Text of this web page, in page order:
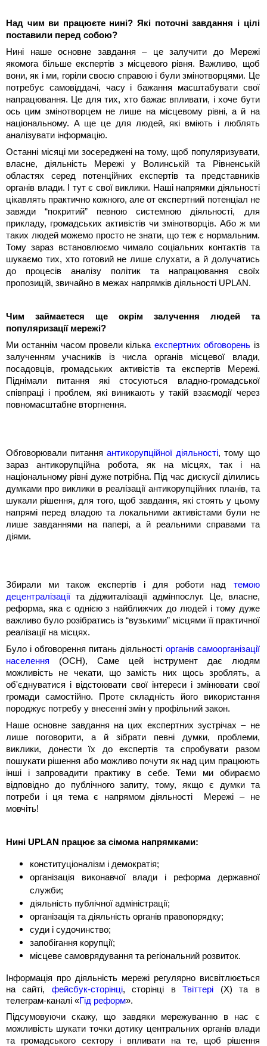
Над чим ви працюєте нині? Які поточні завдання і цілі
поставили перед собою?
Нині наше основне завдання – це залучити до Мережі
якомога більше експертів з місцевого рівня. Важливо, щоб
вони, як і ми, горіли своєю справою і були змінотворцями. Це
потребує самовіддачі, часу і бажання масштабувати свої
напрацювання. Це для тих, хто бажає впливати, і хоче бути
ось цим змінотворцем не лише на місцевому рівні, а й на
національному. А ще це для людей, які вміють і люблять
аналізувати інформацію.
Останні місяці ми зосереджені на тому, щоб популяризувати,
власне, діяльність Мережі у Волинській та Рівненській
областях серед потенційних експертів та представників
органів влади. І тут є свої виклики. Наші напрямки діяльності
цікавлять практично кожного, але от експертний потенціал не
завжди “покритий” певною системною діяльності, для
прикладу, громадських активістів чи змінотворців. Або ж ми
таких людей можемо просто не знати, що теж є нормальним.
Тому зараз встановлюємо чимало соціальних контактів та
шукаємо тих, хто готовий не лише слухати, а й долучатись
до процесів аналізу політик та напрацювання своїх
пропозицій, звичайно в межах напрямків діяльності UPLAN.
Чим займаєтеся ще окрім залучення людей та
популяризації мережі?
Ми останнім часом провели кілька експертних обговорень із
залученням учасників із числа органів місцевої влади,
посадовців, громадських активістів та експертів Мережі.
Піднімали питання які стосуються владно-громадської
співпраці і проблем, які виникають у такій взаємодії через
повномасштабне вторгнення.
Обговорювали питанняантикорупційної діяльності, тому що
зараз антикорупційна робота, як на місцях, так і на
національному рівні дуже потрібна. Під час дискусії ділились
думками про виклики в реалізації антикорупційних планів, та
шукали рішення, для того, щоб завдання, які стоять у цьому
напрямі перед владою та локальними активістами були не
лише завданнями на папері, а й реальними справами та
діями.
Збирали ми також експертів і для роботи над темою
децентралізації та діджиталізації адмінпослуг. Це, власне,
реформа, яка є однією з найближчих до людей і тому дуже
важливо було розібратись із “вузькими” місцями її практичної
реалізації на місцях.
Було і обговорення питань діяльності органів самоорганізації
населення (ОСН), Саме цей інструмент дає людям
можливість не чекати, що замість них щось зроблять, а
об'єднуватися і відстоювати свої інтереси і змінювати свої
громади самостійно. Проте складність його використання
породжує потребу у внесенні змін у профільний закон.
Наше основне завдання на цих експертних зустрічах – не
лише поговорити, а й зібрати певні думки, проблеми,
виклики, донести їх до експертів та спробувати разом
пошукати рішення або можливо почути як над цим працюють
інші і запровадити практику в себе. Теми ми обираємо
відповідно до публічного запиту, тому, якщо є думки та
потреби і ця тема є напрямом діяльності Мережі – не
мовчіть!
Нині UPLAN працює за сімома напрямками:
конституціоналізм і демократія;
організація виконавчої влади і реформа державної
служби;
діяльність публічної адміністрації;
організація та діяльність органів правопорядку;
суди і судочинство;
запобігання корупції;
місцеве самоврядування та регіональний розвиток.
Інформація про діяльність мережі регулярно висвітлюється
на сайті, фейсбук-сторінці, сторінці вТвіттері (Х) та в
телеграм-каналі «Гід реформ».
Підсумовуючи скажу, що завдяки мережуванню в нас є
можливість шукати точки дотику центральних органів влади
та громадського сектору і впливати на те, щоб рішення